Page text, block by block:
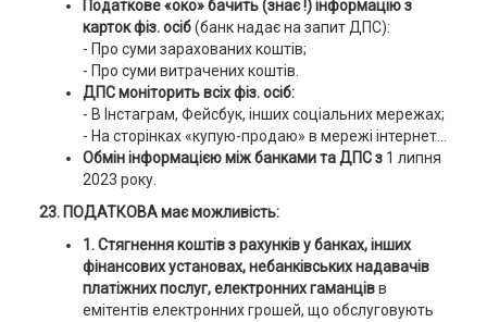
Податкове «око» бачить (знає !) інформацію з
карток фіз. осіб(банк надає на запит ДПС):
- Про суми зарахованих коштів;
- Про суми витрачених коштів.
ДПС моніторить всіх фіз. осіб:
- В Інстаграм, Фейсбук, інших соціальних мережах;
- На сторінках «купую-продаю» в мережі інтернет…
Обмін інформацією між банками та ДПС з 1 липня
2023 року.
23. ПОДАТКОВА має можливість:
1. Стягнення коштів з рахунків у банках, інших
фінансових установах, небанківських надавачів
платіжних послуг, електронних гаманцівв
емітентів електронних грошей, що обслуговують